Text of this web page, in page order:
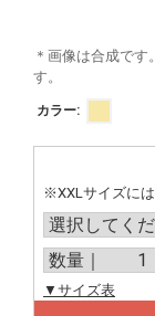
＊画像は合成で
す。
カラー:
※XXLサイズに
▼サイズ表